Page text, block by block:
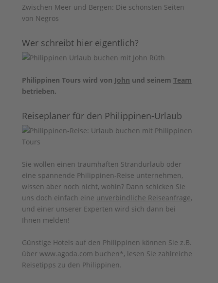
Zwischen Meer und Bergen: Die schönsten Seiten
von Negros
Wer schreibt hier eigentlich?
Philippinen Tours wird von John und seinem Team
betrieben.
Reiseplaner für den Philippinen-Urlaub
Sie wollen einen traumhaften Strandurlaub oder
eine spannende Philippinen-Reise unternehmen,
wissen aber noch nicht, wohin? Dann schicken Sie
uns doch einfach eine unverbindliche Reiseanfrage,
und einer unserer Experten wird sich dann bei
Ihnen melden!
Günstige Hotels auf den Philippinen können Sie z.B.
über www.agoda.com buchen*, lesen Sie zahlreiche
Reisetipps zu den Philippinen.